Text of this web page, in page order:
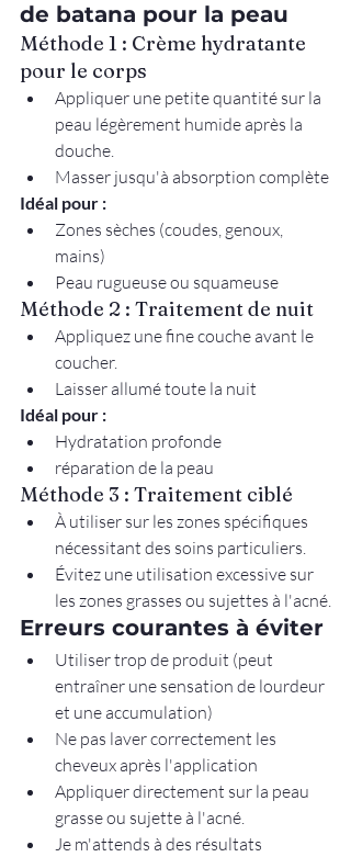
de batana pour la peau
Méthode 1 : Crème hydratante
pour le corps
Appliquer une petite quantité sur la
peau légèrement humide après la
douche.
Masser jusqu'à absorption complète
Idéal pour :
Zones sèches (coudes, genoux,
mains)
Peau rugueuse ou squameuse
Méthode 2 : Traitement de nuit
Appliquez une fine couche avant le
coucher.
Laisser allumé toute la nuit
Idéal pour :
Hydratation profonde
réparation de la peau
Méthode 3 : Traitement ciblé
À utiliser sur les zones spécifiques
nécessitant des soins particuliers.
Évitez une utilisation excessive sur
les zones grasses ou sujettes à l'acné.
Erreurs courantes à éviter
Utiliser trop de produit (peut
entraîner une sensation de lourdeur
et une accumulation)
Ne pas laver correctement les
cheveux après l'application
Appliquer directement sur la peau
grasse ou sujette à l'acné.
Je m'attends à des résultats